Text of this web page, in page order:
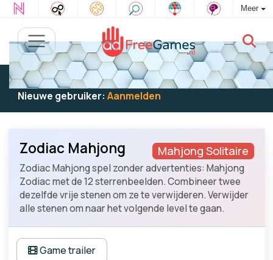
Meer
Bestaande gebruiker: Log in
om te spelen
Nieuwe gebruiker: Aanmelden
Mahjong Solitaire
Zodiac Mahjong
Zodiac Mahjong spel zonder advertenties: Mahjong
Zodiac met de 12 sterrenbeelden. Combineer twee
dezelfde vrije stenen om ze te verwijderen. Verwijder
alle stenen om naar het volgende level te gaan.
Game trailer